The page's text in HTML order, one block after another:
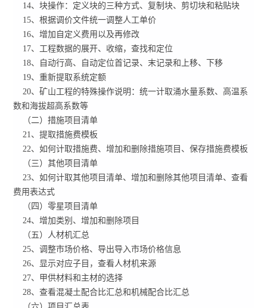
14、块操作：定义块的三种方式、复制块、剪切块和粘贴块
15、根据调价文件统一调整人工单价
16、增加自定义费用以及再修改
17、工程数据的展开、收缩，查找和定位
18、自动行高、自动定位首记录、末记录和上移、下移
19、重新提取系统定额
20、矿山工程的特殊操作说明：统一计取涌水量系数、高温系
数和海拔超高系数等
（二）措施项目清单
21、提取措施费模板
22、如何计取措施费、增加和删除措施项目、保存措施费模板
（三）其他项目清单
23、如何计取其他项目清单、增加和删除其他项目清单、查看
费用表达式
（四）零星项目清单
24、增加类别、增加和删除项目
（五）人材机汇总
25、调整市场价格、导出导入市场价格信息
26、显示对应子目，查看人材机来源
27、甲供材料和主材的选择
28、查看混凝土配合比汇总和机械配合比汇总